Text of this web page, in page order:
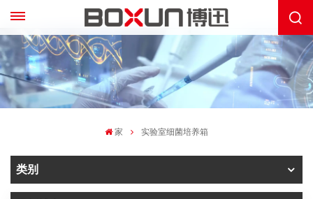
家 实验室细菌培养箱
类别